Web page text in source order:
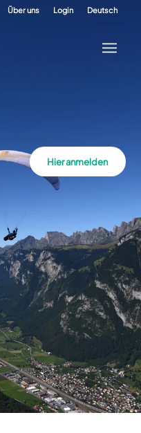
Über uns Login Deutsch
Hier anmelden